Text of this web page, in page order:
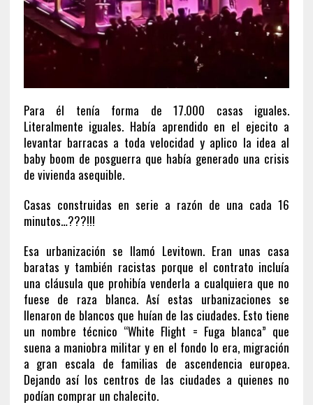
Para él tenía forma de 17.000 casas iguales.
Literalmente iguales. Había aprendido en el ejecito a
levantar barracas a toda velocidad y aplico la idea al
baby boom de posguerra que había generado una crisis
de vivienda asequible.
Casas construidas en serie a razón de una cada 16
minutos…???!!!
Esa urbanización se llamó Levitown. Eran unas casa
baratas y también racistas porque el contrato incluía
una cláusula que prohibía venderla a cualquiera que no
fuese de raza blanca. Así estas urbanizaciones se
llenaron de blancos que huían de las ciudades. Esto tiene
un nombre técnico “White Flight = Fuga blanca” que
suena a maniobra militar y en el fondo lo era, migración
a gran escala de familias de ascendencia europea.
Dejando así los centros de las ciudades a quienes no
podían comprar un chalecito.